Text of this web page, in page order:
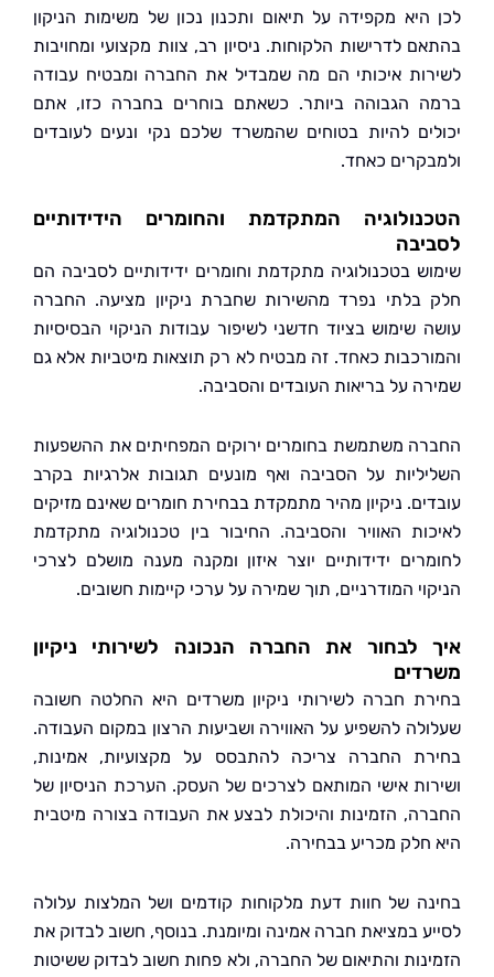
מקפידה על תיאום ותכנון נכון של משימות הניקון
לדרישות הלקוחות. ניסיון רב, צוות מקצועי ומחויבות
איכותי הם מה שמבדיל את החברה ומבטיח עבודה
הגבוהה ביותר. כשאתם בוחרים בחברה כזו, אתם
להיות בטוחים שהמשרד שלכם נקי ונעים לעובדים
כאחד.
המתקדמת והחומרים הידידותיים
בטכנולוגיה מתקדמת וחומרים ידידותיים לסביבה הם
נפרד מהשירות שחברת ניקיון מציעה. החברה
שימוש בציוד חדשני לשיפור עבודות הניקוי הבסיסיות
כאחד. זה מבטיח לא רק תוצאות מיטביות אלא גם
על בריאות העובדים והסביבה.
משתמשת בחומרים ירוקים המפחיתים את ההשפעות
על הסביבה ואף מונעים תגובות אלרגיות בקרב
ניקיון מהיר מתמקדת בבחירת חומרים שאינם מזיקים
האוויר והסביבה. החיבור בין טכנולוגיה מתקדמת
ידידותיים יוצר איזון ומקנה מענה מושלם לצרכי
המודרניים, תוך שמירה על ערכי קיימות חשובים.
לבחור את החברה הנכונה לשירותי ניקיון
חברה לשירותי ניקיון משרדים היא החלטה חשובה
להשפיע על האווירה ושביעות הרצון במקום העבודה.
החברה צריכה להתבסס על מקצועיות, אמינות,
אישי המותאם לצרכים של העסק. הערכת הניסיון של
הזמינות והיכולת לבצע את העבודה בצורה מיטבית
מכריע בבחירה.
של חוות דעת מלקוחות קודמים ושל המלצות עלולה
במציאת חברה אמינה ומיומנת. בנוסף, חשוב לבדוק את
והתיאום של החברה, ולא פחות חשוב לבדוק ששיטות